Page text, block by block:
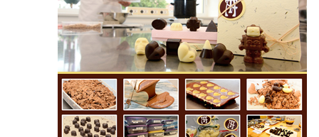
Pamětní deska obětem holokaustu u
židovského hřbitova v Kovanicích
Pamětní deska legionářům na Obecním
úřadě v Kovanicích
Pomník obětem 1. světové války v
Kovanicích
Pomník obětem válek v Kněževsi